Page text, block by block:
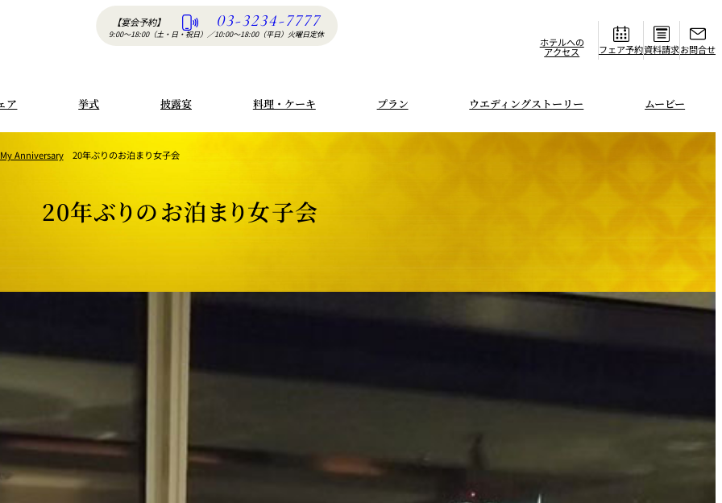
ホテルへの
アクセス フェア 資料請求お問合せ
ア 挙式 披露宴 料理・ケーキ プラン ウエディングストーリー ムービー
20年ぶりのお泊まり女子会
Anniversary 20年ぶりのお泊まり女子会
【宴会予約】 03-3234-7777
9:00〜18:00（土・日・祝日） ／10:00〜18:00（平日）火曜日定休